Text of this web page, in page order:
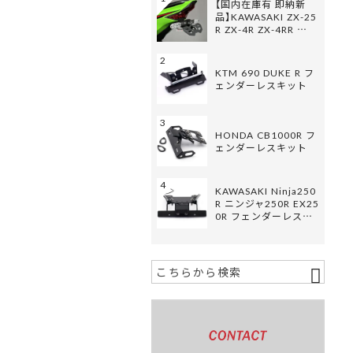
【国内在庫有 即納新
品】KAWASAKI ZX-25
R ZX-4R ZX-4RR …
KTM 690 DUKE R フ
ェンダーレスキット
2
HONDA CB1000R フ
ェンダーレスキット
3
KAWASAKI Ninja250
R ニンジャ250R EX25
0R フェンダーレス…
4